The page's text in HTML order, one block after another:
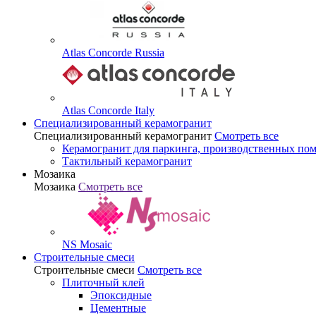
Atlas Concorde Russia
Atlas Concorde Italy
Специализированный керамогранит
Специализированный керамогранит Смотреть все
Керамогранит для паркинга, производственных
Тактильный керамогранит
Мозаика
Мозаика Смотреть все
NS Mosaic
Строительные смеси
Строительные смеси Смотреть все
Плиточный клей
Эпоксидные
Цементные